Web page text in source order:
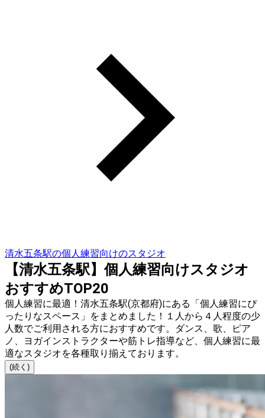
清水五条駅の個人練習向けのスタジオ
【清水五条駅】個人練習向けスタジオ
おすすめTOP20
個人練習に最適！清水五条駅(京都府)にある「個人練習にぴ
ったりなスペース」をまとめました！１人から４人程度の少
人数でご利用される方におすすめです。ダンス、歌、ピア
ノ、ヨガインストラクターや筋トレ指導など、個人練習に最
適なスタジオを各種取り揃えております。
(続く)